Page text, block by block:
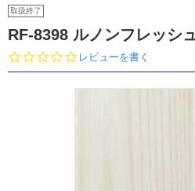
取扱終了
RF-8398 ルノンフレッシ
0.
0
レビューを書く